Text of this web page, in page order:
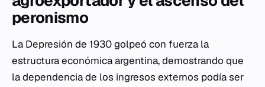
peronismo
La Depresión de 1930 golpeó con fuerza la
estructura económica argentina, demostrando que
la dependencia de los ingresos externos podía ser